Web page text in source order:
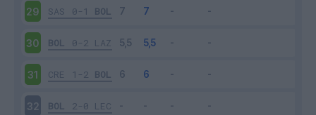
29 SAS 0-1 BOL
30 BOL 0-2 LAZ
31 CRE 1-2 BOL
32 BOL 2-0 LEC